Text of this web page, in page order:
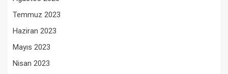
Temmuz 2023
Haziran 2023
Mayıs 2023
Nisan 2023